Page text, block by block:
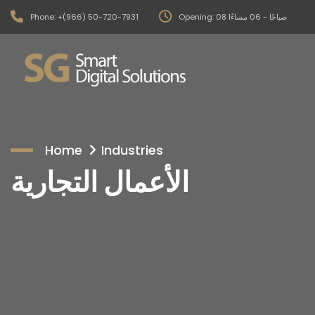
Phone: +(966) 50-720-7931 Opening: 08 صباحًا - 06 مساءًا
Home Industries
الأعمال التجارية